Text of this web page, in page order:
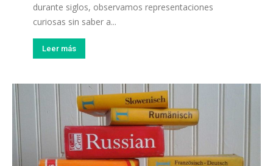
durante siglos, observamos representaciones
curiosas sin saber a...
Leer más